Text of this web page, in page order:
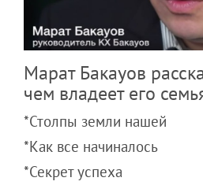
Марат Бакауов
чем владеет его
*Столпы земли нашей
*Как все начиналось
*Секрет успеха